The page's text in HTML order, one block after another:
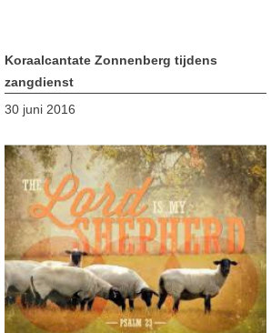
Koraalcantate Zonnenberg tijdens
zangdienst
30 juni 2016